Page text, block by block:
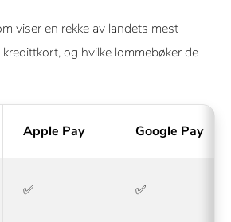
viser en rekke av landets mest
og hvilke lommebøker de
Apple Pay Google Pay
✅ ✅